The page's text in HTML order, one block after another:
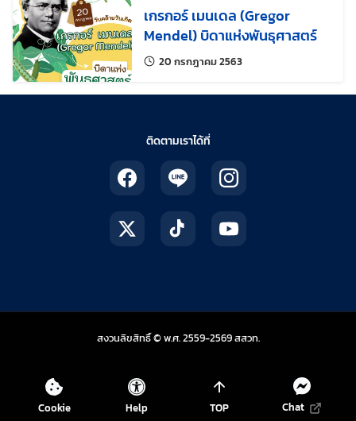
เกรกอร์ เมนเดล (Gregor
Mendel) บิดาแห่งพันธุศาสตร์
20 กรกฎาคม 2563แก้ไขล่าสุดเมื่อ:
ติดตามเราได้ที่
สงวนลิขสิทธิ์ © พ.ศ. 2559-2569สสวท.สถาบันส่งเสริมการสอ
Cookie Help TOP Chat